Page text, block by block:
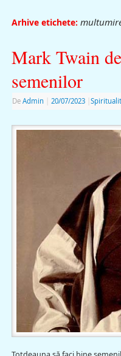
Arhive etichete:
Mark Twain
semenilor
De Admin 20/07/2023